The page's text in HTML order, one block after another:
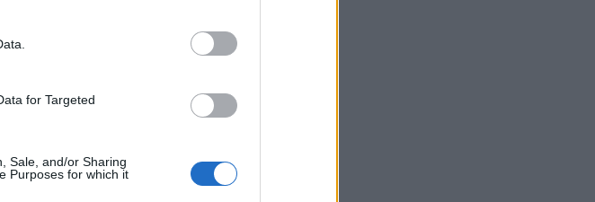
for Targeted
Sale, and/or Sharing
Purposes for which it